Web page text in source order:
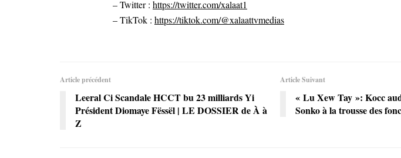
– Twitter : https://twitter.com/xalaat1
– TikTok : https://tiktok.com/@xalaattvmedias
Article précédent
Leeral Ci Scandale HCCT bu 23 milliards Yi
Président Diomaye Fëssël | LE DOSSIER de À à
Z
Article Suivant
« Lu Xew Tay »: Kocc
Sonko à la trousse des